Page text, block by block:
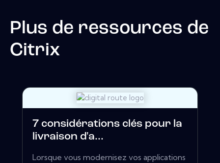
Plus de ressources de
Citrix
7 considérations clés pour la
livraison d'a...
Lorsque vous modernisez vos applications